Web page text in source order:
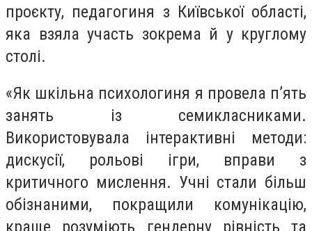
проєкту, педагогиня з Київської області,
яка взяла участь зокрема й у круглому
столі.
«Як шкільна психологиня я провела п’ять
занять із семикласниками.
Використовувала інтерактивні методи:
дискусії, рольові ігри, вправи з
критичного мислення. Учні стали більш
обізнаними, покращили комунікацію,
краще розуміють гендерну рівність та